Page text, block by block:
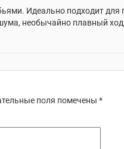
Идеально подходит для
необычайно плавный
поля помечены*